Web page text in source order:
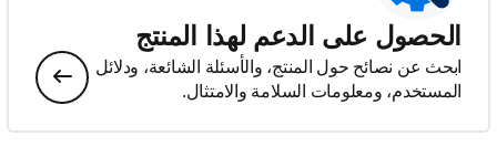
الحصول على الدعم لهذا المنتج
ابحث عن نصائح حول المنتج، والأسئلة الشائعة، ودلائل
المستخدم، ومعلومات السلامة والامتثال.